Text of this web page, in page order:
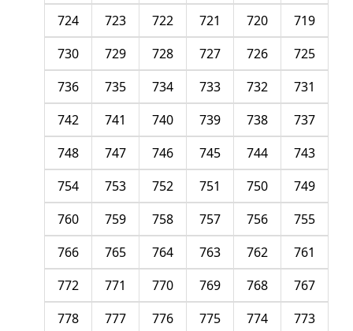
719
720
721
722
723
724
725
726
727
728
729
730
731
732
733
734
735
736
737
738
739
740
741
742
743
744
745
746
747
748
749
750
751
752
753
754
755
756
757
758
759
760
761
762
763
764
765
766
767
768
769
770
771
772
773
774
775
776
777
778